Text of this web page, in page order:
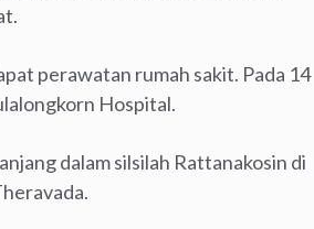
perawatan rumah sakit. Pada 14
Hospital.
dalam silsilah Rattanakosin di